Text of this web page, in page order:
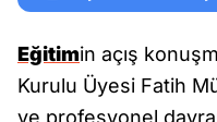
Eğitimin açış
Kurulu Üyesi Fatih
ve profesyonel